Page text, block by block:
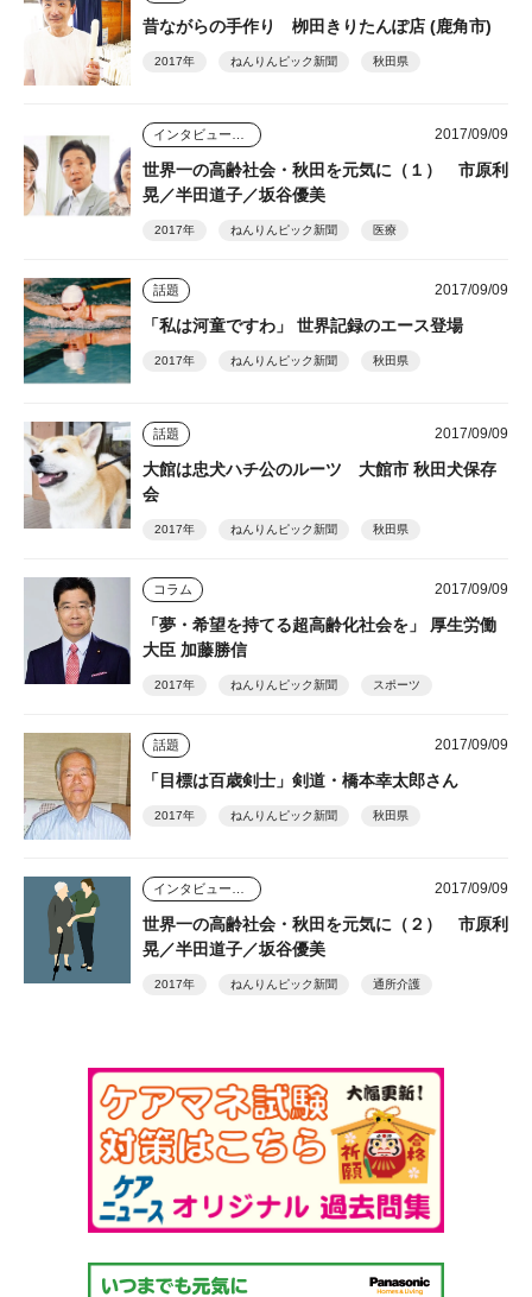
昔ながらの手作り 栁田きりたんぽ店 (鹿角市)
2017年 ねんりんピック新聞 秋田県
2017/09/09
世界一の高齢社会・秋田を元気に（１） 市原利
晃／半田道子／坂谷優美
2017年 ねんりんピック新聞 医療
話題 2017/09/09
「私は河童ですわ」 世界記録のエース登場
2017年 ねんりんピック新聞 秋田県
話題 2017/09/09
大館は忠犬ハチ公のルーツ 大館市 秋田犬保存
会
2017年 ねんりんピック新聞 秋田県
コラム 2017/09/09
「夢・希望を持てる超高齢化社会を」 厚生労働
大臣 加藤勝信
2017年 ねんりんピック新聞 スポーツ
話題 2017/09/09
「目標は百歳剣士」剣道・橋本幸太郎さん
2017年 ねんりんピック新聞 秋田県
2017/09/09
世界一の高齢社会・秋田を元気に（２） 市原利
晃／半田道子／坂谷優美
2017年 ねんりんピック新聞 通所介護